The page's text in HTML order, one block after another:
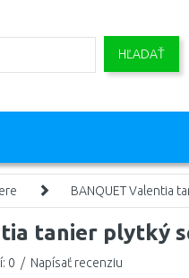
HĽADAŤ
BANQUET Valentia
tanier plytký
0 / Napísať recenziu